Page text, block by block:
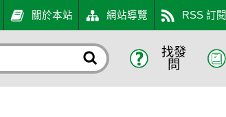
關於本站 網站導覽 RSS 訂閱
找發
問